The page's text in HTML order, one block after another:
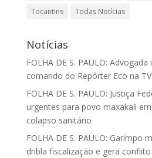
Tocantins
Todas Notícias
Notícias
FOLHA DE S. PAULO:
comando do Repórter Eco na
FOLHA DE S. PAULO: Justiça
urgentes para povo maxakali
colapso sanitário
FOLHA DE S. PAULO: Garimpo
dribla fiscalização e gera